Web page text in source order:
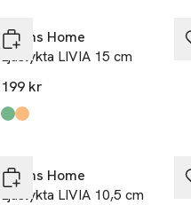
Åhléns Home
Ljuslykta LIVIA 15 cm
199 kr
Produkten finns i färgerna:
Green
Amber
Åhléns Home
Ljuslykta LIVIA 10,5 cm